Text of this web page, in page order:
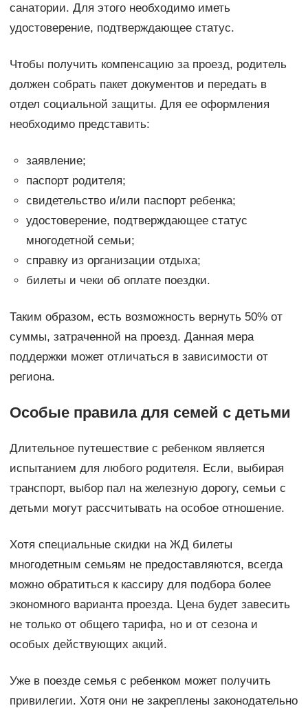
санатории. Для этого необходимо иметь
удостоверение, подтверждающее статус.
Чтобы получить компенсацию за проезд, родитель
должен собрать пакет документов и передать в
отдел социальной защиты. Для ее оформления
необходимо представить:
заявление;
паспорт родителя;
свидетельство и/или паспорт ребенка;
удостоверение, подтверждающее статус
многодетной семьи;
справку из организации отдыха;
билеты и чеки об оплате поездки.
Таким образом, есть возможность вернуть 50% от
суммы, затраченной на проезд. Данная мера
поддержки может отличаться в зависимости от
региона.
Особые правила для семей с детьми
Длительное путешествие с ребенком является
испытанием для любого родителя. Если, выбирая
транспорт, выбор пал на железную дорогу, семьи с
детьми могут рассчитывать на особое отношение.
Хотя специальные скидки на ЖД билеты
многодетным семьям не предоставляются, всегда
можно обратиться к кассиру для подбора более
экономного варианта проезда. Цена будет завесить
не только от общего тарифа, но и от сезона и
особых действующих акций.
Уже в поезде семья с ребенком может получить
привилегии. Хотя они не закреплены законодательно